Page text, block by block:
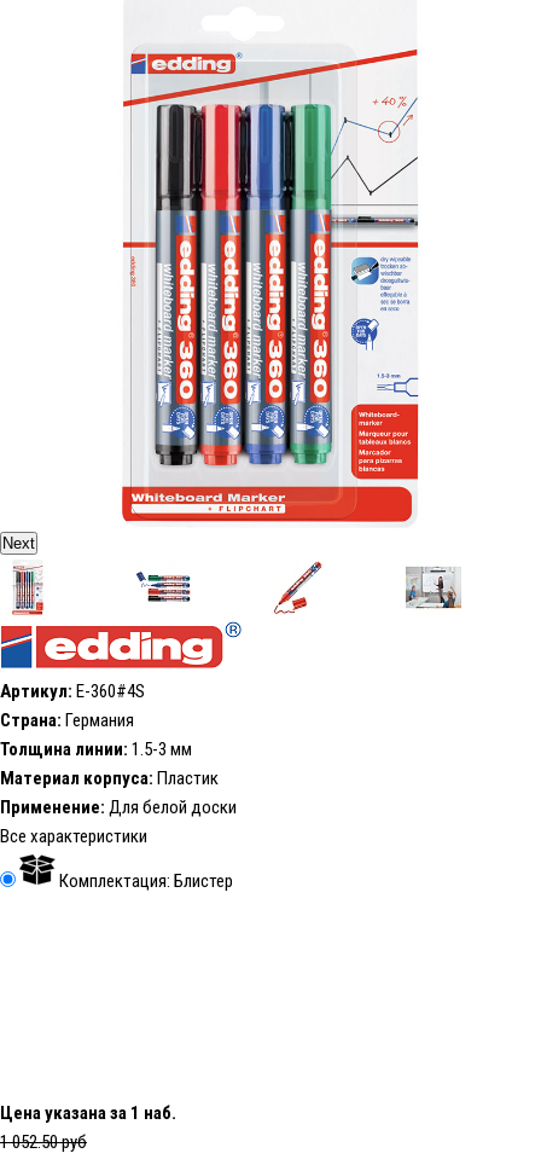
Next
Артикул: E-360#4S
Страна: Германия
Толщина линии: 1.5-3 мм
Материал корпуса: Пластик
Применение: Для белой доски
Все характеристики
Комплектация: Блистер
Цена указана за 1 наб.
1 052.50 руб